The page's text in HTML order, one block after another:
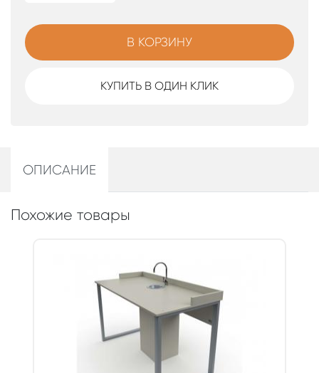
В КОРЗИНУ
КУПИТЬ В ОДИН КЛИК
ОПИСАНИЕ
Похожие товары